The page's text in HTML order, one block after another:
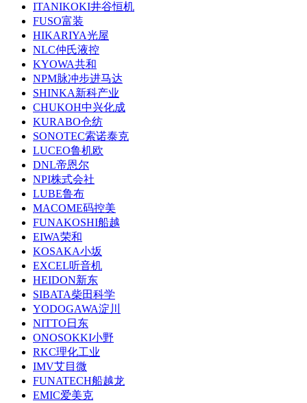
ITANIKOKI井谷恒机
FUSO富装
HIKARIYA光屋
NLC仲氏液控
KYOWA共和
NPM脉冲步进马达
SHINKA新科产业
CHUKOH中兴化成
KURABO仓纺
SONOTEC索诺泰克
LUCEO鲁机欧
DNL帝恩尔
NPI株式会社
LUBE鲁布
MACOME码控美
FUNAKOSHI船越
EIWA荣和
KOSAKA小坂
EXCEL听音机
HEIDON新东
SIBATA柴田科学
YODOGAWA淀川
NITTO日东
ONOSOKKI小野
RKC理化工业
IMV艾目微
FUNATECH船越龙
EMIC爱美克